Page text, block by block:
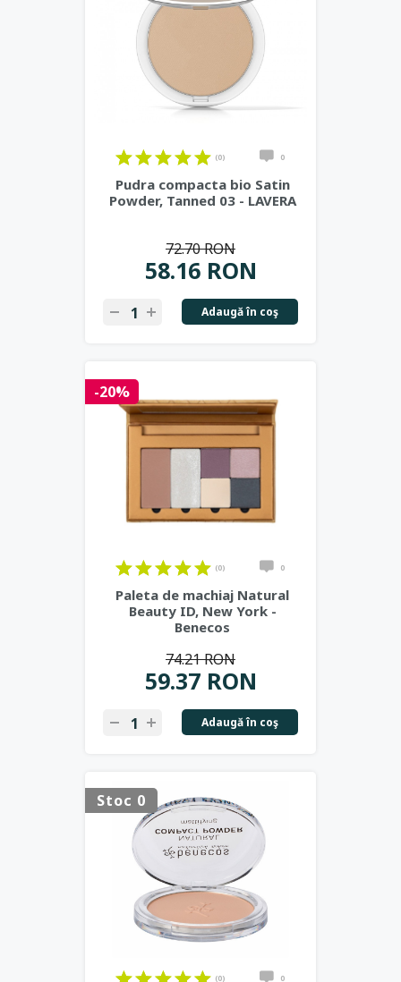
(0) 0
Pudra compacta bio Satin
Powder, Tanned 03 - LAVERA
58.16 RON
72.70 RON
Adaugă în coş
-20%
(0) 0
Paleta de machiaj Natural
Beauty ID, New York -
Benecos
59.37 RON
74.21 RON
Adaugă în coş
Stoc 0
(0) 0